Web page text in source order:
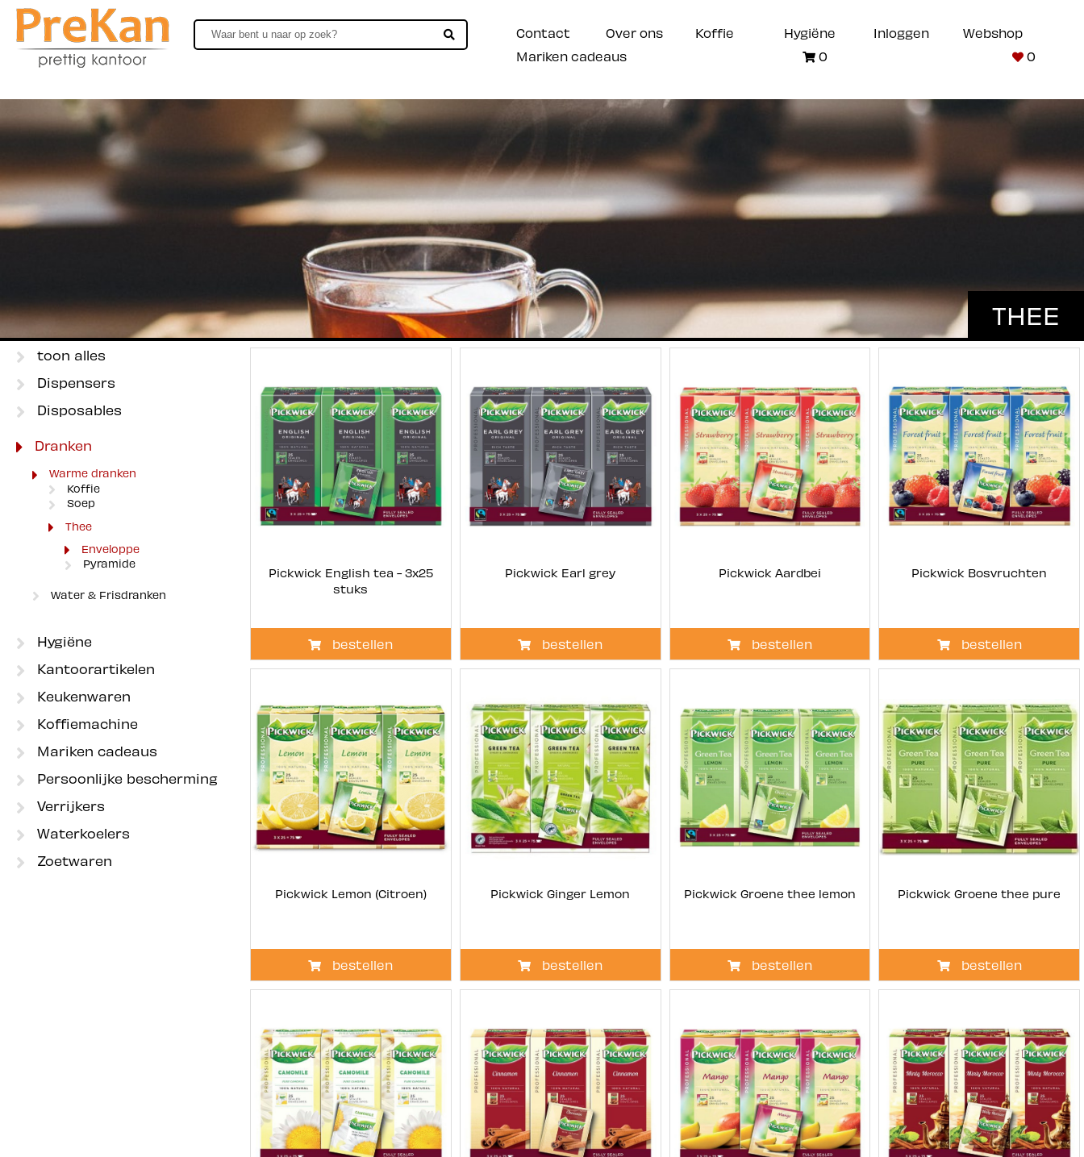
Contact Over ons Koffie Hygiëne Inloggen
Webshop
Mariken cadeaus
0 0
THEE
toon alles
Dispensers
Disposables
Dranken
Warme dranken
Koffie
Soep
Thee
Enveloppe
Pyramide
Water & Frisdranken
Hygiëne
Kantoorartikelen
Keukenwaren
Koffiemachine
Mariken cadeaus
Persoonlijke bescherming
Verrijkers
Waterkoelers
Zoetwaren
Pickwick English tea - 3x25
stuks
bestellen
Pickwick Earl grey
bestellen
Pickwick Aardbei
bestellen
Pickwick Bosvruchten
bestellen
Pickwick Lemon (Citroen)
bestellen
Pickwick Ginger Lemon
bestellen
Pickwick Groene thee lemon
bestellen
Pickwick Groene thee pure
bestellen